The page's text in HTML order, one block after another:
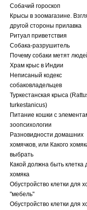
Собачий гороскоп
Крысы в зоомагазине.
другой стороны прилавка
Ритуал приветствия
Собака-разрушитель
Почему собаки метят
Храм крыс в Индии
Неписаный кодекс
собаковладельцев
Туркестанская крыса
turkestanicus)
Питание кошки с
зоопсихологии
Разновидности домашних
хомячков, или Какого
выбрать
Какой должна быть клетка
хомяка
Обустройство клетки для
"мебель"
Обустройство клетки для